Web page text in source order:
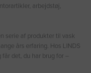
arbejdstøj,
serie af produkter til vask
års erfaring. Hos LINDS
det, du har brug for –